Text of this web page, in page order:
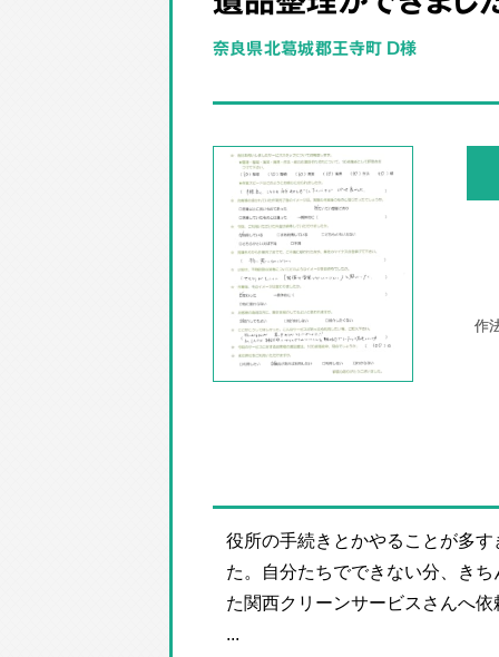
奈良県北葛城郡王寺町 D様
役所の手続きとかやることが多
た。自分たちでできない分、き
た関西クリーンサービスさんへ
...